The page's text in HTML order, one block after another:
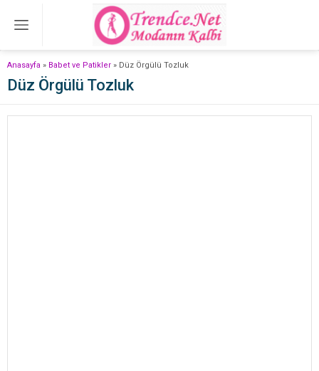
Anasayfa » Babet ve Patikler » Düz Örgülü Tozluk
Düz Örgülü Tozluk